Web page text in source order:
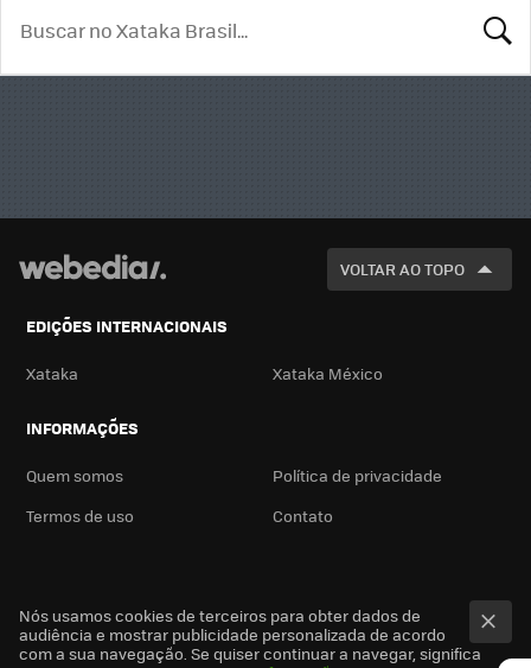
VOLTAR AO TOPO
EDIÇÕES INTERNACIONAIS
Xataka Xataka México
INFORMAÇÕES
Quem somos
Política de privacidade
Termos de uso
Contato
Nós usamos cookies de terceiros para obter dados de
audiência e mostrar publicidade personalizada de acordo
com a sua navegação. Se quiser continuar a navegar, significa